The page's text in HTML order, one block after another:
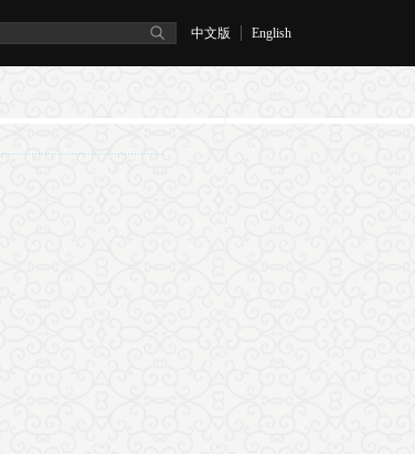
中文版 English